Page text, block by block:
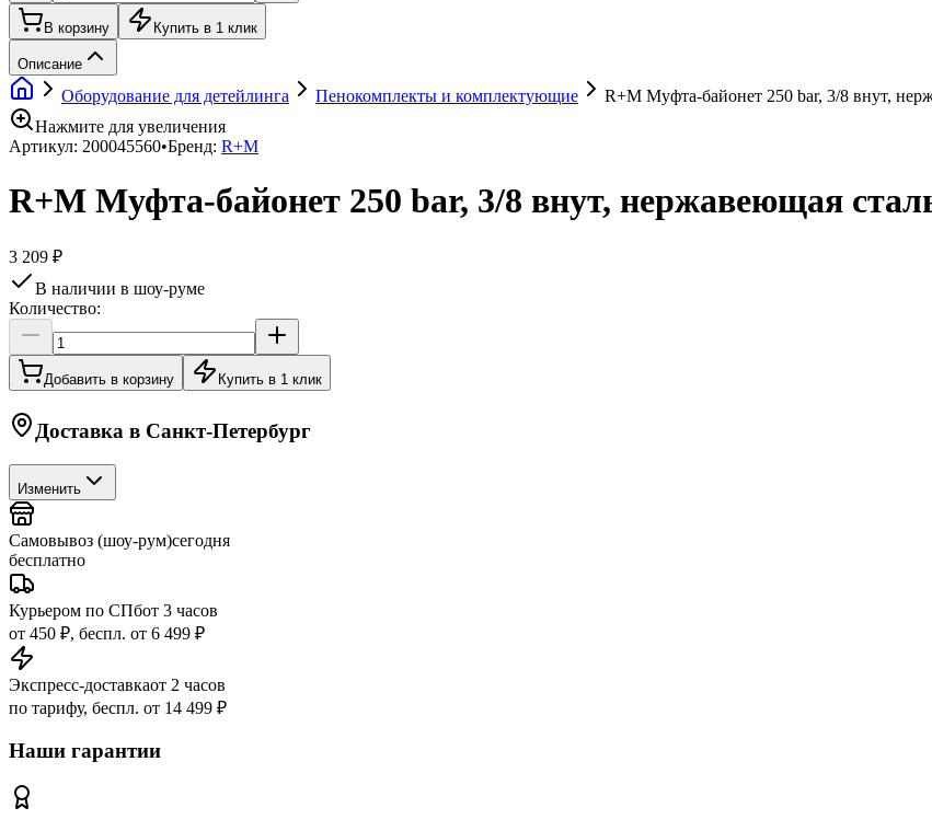
В корзину Купить в 1 клик
Описание
Оборудование для детейлинга Пенокомплекты и комплектующие
R+M Муфта-байонет 250 bar, 3/8 внут,
Нажмите для увеличения
Артикул: 200045560•Бренд: R+M
R+M Муфта-байонет 250 bar, 3/8 внут, нержавеющая
3 209 ₽
В наличии в шоу-руме
Количество:
Добавить в корзину Купить в 1 клик
Доставка в Санкт-Петербург
Изменить
Самовывоз (шоу-рум)сегодня
бесплатно
Курьером по СПбот 3 часов
от 450 ₽, беспл. от 6 499 ₽
Экспресс-доставкаот 2 часов
по тарифу, беспл. от 14 499 ₽
Наши гарантии